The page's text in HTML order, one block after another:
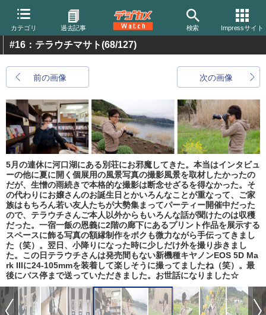
カテゴリ 過去記事 検索 Impressサイト
#16：テラウチマサト(68/127)
前の画像 次の画像
5月の連休に河口湖にある別荘にお邪魔してきた。本当はインタビュ
ーの他に夏に開く個展用の風景写真の撮影風景を取材したかったの
だが、生憎の雨続きで本格的な撮影は断念せざるを得なかった。そ
の代わりにお嬢さんのお誕生日とかいろんなことが重なって、ご家
族はもちろん若い友人たちが大勢集まってパーティー開催中だった
ので、テラウチさんご本人以外からもいろんな話が聞けたのは収穫
だった。一宿一飯の恩義に2階の廊下にあるプリント作品を展示する
スペースに飾る写真の額縁制作をボクも微力ながら手伝ってきまし
た（笑）。翌日、小降りになった時に少しだけ外を撮り歩きまし
た。この日テラウチさんは発売間もない新機種キヤノンEOS 5D Ma
rk IIIに24-105mmを装着して楽しそうに撮ってましたね（笑）。最
後にバス停まで送っていただきました。お世話になりました☆